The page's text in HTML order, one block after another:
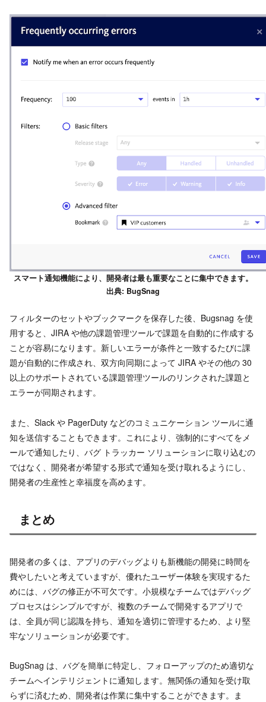
スマート通知機能により、開発者は最も重要なことに集中できます。
出典: BugSnag
フィルターのセットやブックマークを保存した後、Bugsnag を使
用すると、JIRA や他の課題管理ツールで課題を自動的に作成する
ことが容易になります。新しいエラーが条件と一致するたびに課
題が自動的に作成され、双方向同期によって JIRA やその他の 30
以上のサポートされている課題管理ツールのリンクされた課題と
エラーが同期されます。
また、Slack や PagerDuty などのコミュニケーション ツールに通
知を送信することもできます。これにより、強制的にすべてをメ
ールで通知したり、バグ トラッカー ソリューションに取り込むの
ではなく、開発者が希望する形式で通知を受け取れるようにし、
開発者の生産性と幸福度を高めます。
まとめ
開発者の多くは、アプリのデバッグよりも新機能の開発に時間を
費やしたいと考えていますが、優れたユーザー体験を実現するた
めには、バグの修正が不可欠です。小規模なチームではデバッグ
プロセスはシンプルですが、複数のチームで開発するアプリで
は、全員が同じ認識を持ち、通知を適切に管理するため、より堅
牢なソリューションが必要です。
BugSnag は、バグを簡単に特定し、フォローアップのため適切な
チームへインテリジェントに通知します。無関係の通知を受け取
らずに済むため、開発者は作業に集中することができます。ま